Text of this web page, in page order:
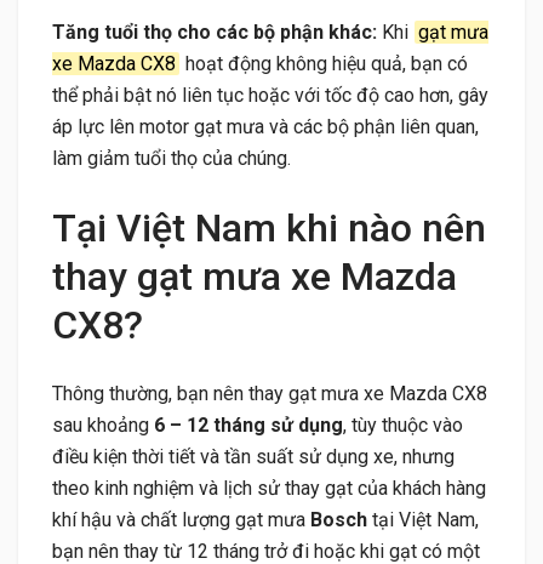
Tăng tuổi thọ cho các bộ phận khác: Khi gạt mưa
xe Mazda CX8 hoạt động không hiệu quả, bạn có
thể phải bật nó liên tục hoặc với tốc độ cao hơn, gây
áp lực lên motor gạt mưa và các bộ phận liên quan,
làm giảm tuổi thọ của chúng.
Tại Việt Nam khi nào nên
thay gạt mưa xe Mazda
CX8?
Thông thường, bạn nên thay gạt mưa xe Mazda CX8
sau khoảng 6 – 12 tháng sử dụng, tùy thuộc vào
điều kiện thời tiết và tần suất sử dụng xe, nhưng
theo kinh nghiệm và lịch sử thay gạt của khách hàng
khí hậu và chất lượng gạt mưa Bosch tại Việt Nam,
bạn nên thay từ 12 tháng trở đi hoặc khi gạt có một